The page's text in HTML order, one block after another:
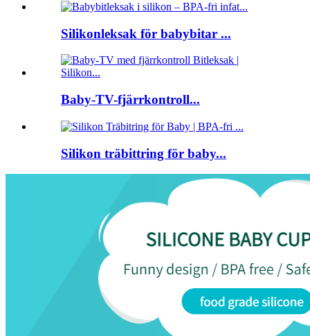
Silikonleksak för babybitar ...
Baby-TV-fjärrkontroll...
Silikon träbittring för baby...